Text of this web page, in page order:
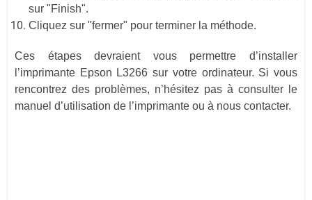
sur "Finish".
Cliquez sur "fermer" pour terminer la méthode.
Ces étapes devraient vous permettre d’installer
l’imprimante Epson L3266 sur votre ordinateur. Si vous
rencontrez des problèmes, n’hésitez pas à consulter le
manuel d’utilisation de l’imprimante ou à nous contacter.